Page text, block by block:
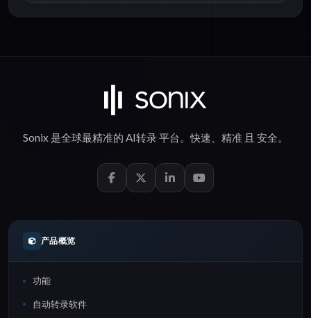
Sonix 是全球最精准的 AI转录平台。快速 精准 且 安全。
产品概览
功能
自动转录软件